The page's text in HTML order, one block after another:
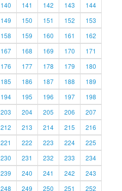
140 141 142 143
144
149 150 151 152
153
158 159 160 161
162
167 168 169 170
171
176 177 178 179
180
185 186 187 188
189
194 195 196 197
198
203 204 205 206
207
212 213 214 215
216
221 222 223 224
225
230 231 232 233
234
239 240 241 242
243
248 249 250 251 252